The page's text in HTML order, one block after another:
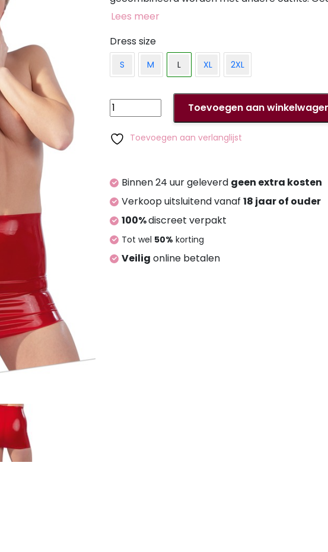
vorm. 100% latex. Dit artikel is gemaakt van natuurlijk rubberlatex,
Lees meer
Dress size
S M L XL 2XL
Latex
Mini
Skirt
red
aantal
Toevoegen aan
Toevoegen aan verlanglijst
Binnen 24 uur geleverd geen extra kosten
Verkoop uitsluitend vanaf 18 jaar of ouder
100%discreet verpakt
Tot wel 50% korting
Veilig online betalen